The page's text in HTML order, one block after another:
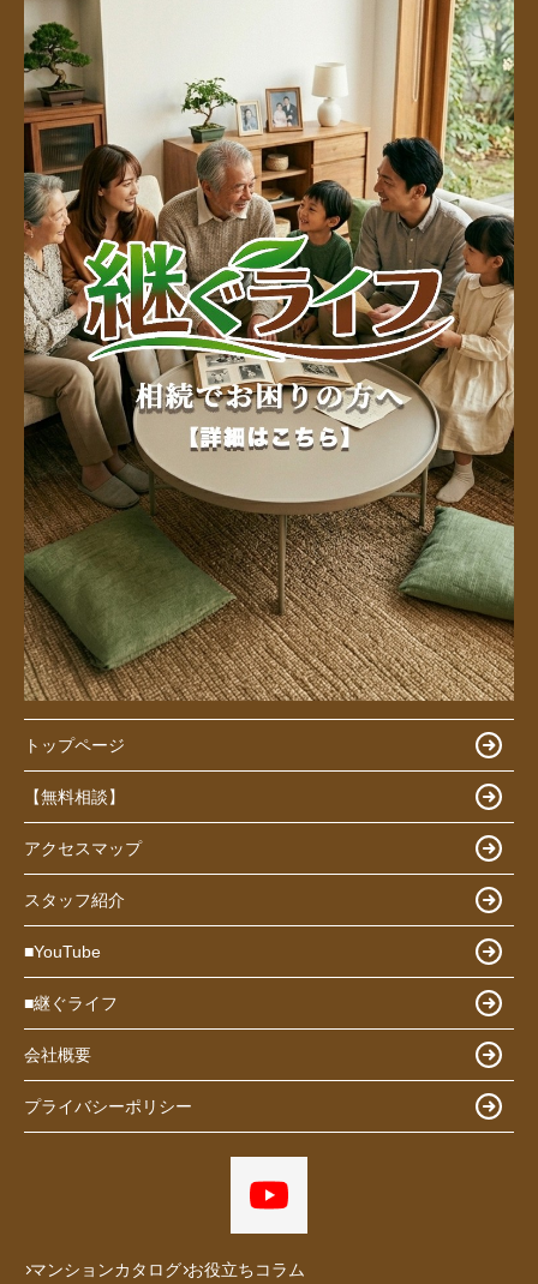
トップページ
【無料相談】
アクセスマップ
スタッフ紹介
■YouTube
■継ぐライフ
会社概要
プライバシーポリシー
マンションカタログ お役立ちコラム